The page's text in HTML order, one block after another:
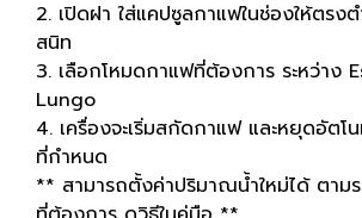
2. เปิดฝา ใส่แคปซูลกาแฟในช่องให้ตรง
สนิท
3. เลือกโหมดกาแฟที่ต้องการ ระหว่าง
Lungo
4. เครื่องจะเริ่มสกัดกาแฟ และหยุดอัตโ
ที่กำหนด
** สามารถตั้งค่าปริมาณน้ำใหม่ได้ ตาม